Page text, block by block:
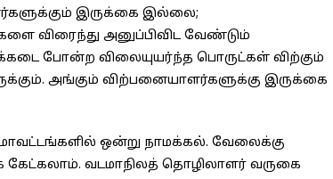
இருக்கை இல்லை;
விரைந்து அனுப்பிவிட வேண்டும்
போன்ற விலையுயர்ந்த பொருட்கள் விற்கும்
அங்கும் விற்பனையாளர்களுக்கு இருக்கை
மாவட்டங்களில் ஒன்று நாமக்கல். வேலைக்கு
வடமாநிலத் தொழிலாளர் வருகை